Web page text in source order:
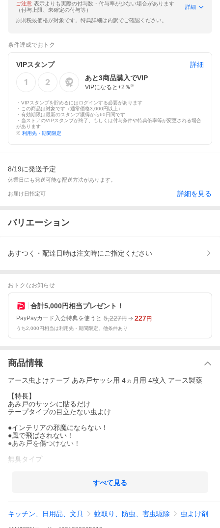
ご注意 表示よりも実際の付与数・付与率が少ない場合があります
（付与上限、未確定の付与等）
詳細
原則税抜価格が対象です。特典詳細は内訳でご確認ください。
条件達成でおトク
VIPスタンプ
詳細
あと3商品購入でVIP
VIPになると+2 ％ ※
・VIPスタンプを貯めるにはログインする必要があります
・この商品は対象です（通常価格3,000円以上）
・有効期限は最新のスタンプ獲得から60日間です
・当ストアのVIPスタンプが終了、もしくは付与条件や特典倍率等が変更される場合
があります
※ 利用先・期間限定
8/19に発送予定
休業日にも発送可能な配送方法があります。
お届け日指定可 詳細を見る
バリエーション
あすつく・配達日時は注文時にご指定ください
おトクなお知らせ
合計5,000円相当プレゼント！
PayPayカード入会特典を使うと 5,227円 227円
うち2,000円相当は利用先・期間限定。他条件あり
商品情報
アース虫よけテープ あみ戸サッシ用 4ヵ月用 4枚入 アース製薬
【特長】
あみ戸のサッシに貼るだけ
テープタイプの目立たない虫よけ
●インテリアの邪魔にならない！
●風で飛ばされない！
●あみ戸を傷つけない！
無臭タイプ
【対象害虫】
すべて見る
キッチン、日用品、文具 蚊取り、防虫、害虫駆除 虫よけ剤